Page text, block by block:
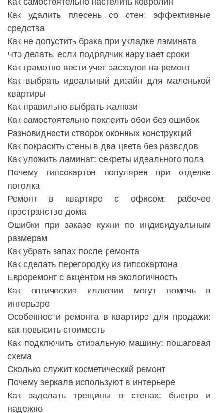
Как самостоятельно настелить ковролин
Как удалить плесень со стен: эффективные
средства
Как не допустить брака при укладке ламината
Что делать, если подрядчик нарушает сроки
Как грамотно вести учет расходов на ремонт
Как выбрать идеальный дизайн для маленькой
квартиры
Как правильно выбрать жалюзи
Как самостоятельно поклеить обои без ошибок
Разновидности створок оконных конструкций
Как покрасить стены в два цвета без разводов
Как уложить ламинат: секреты идеального пола
Почему гипсокартон популярен при отделке
потолка
Ремонт в квартире с офисом: рабочее
пространство дома
Ошибки при заказе кухни по индивидуальным
размерам
Как убрать запах после ремонта
Как сделать перегородку из гипсокартона
Евроремонт с акцентом на экологичность
Как оптические иллюзии могут помочь в
интерьере
Особенности ремонта в квартире для продажи:
как повысить стоимость
Как подключить стиральную машину: пошаговая
схема
Сколько служит косметический ремонт
Почему зеркала используют в интерьере
Как заделать трещины в стенах: быстро и
надежно